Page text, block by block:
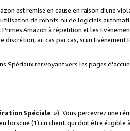
est remise en cause en raison d'une
de robots ou de logiciels
Amazon à répétition et les
au cas par cas, si un Evénement
Spéciaux renvoyant vers les pages
Spéciale »). Vous percevrez une
lorsque (1) un client, qui doit être éligible